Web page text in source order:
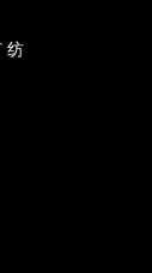
纺